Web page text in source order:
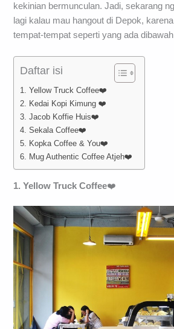
kekinian bermunculan. Jadi, sekarang
lagi kalau mau hangout di Depok,
tempat-tempat seperti yang ada
Daftar isi
1. Yellow Truck Coffee❤️
2. Kedai Kopi Kimung ❤️
3. Jacob Koffie Huis❤️
4. Sekala Coffee❤️
5. Kopka Coffee & You❤️
6. Mug Authentic Coffee Atjeh❤️
1. Yellow Truck Coffee❤️